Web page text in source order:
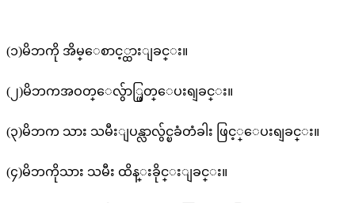
(၁)မိဘကို အိမ္ေစာင့္ထားျခင္း။
(၂)မိဘကအဝတ္ေလွ်ာ္ဖြတ္ေပးရျခင္း။
(၃)မိဘက သား သမီးျပန္လာလွ်င္ၿခံတံခါး ဖြင့္ေပးရျခင္း။
(၄)မိဘကိုသား သမီး ထိန္းခိုင္းျခင္း။